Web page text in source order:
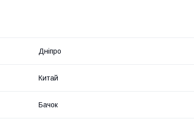
Дніпро
Китай
Бачок